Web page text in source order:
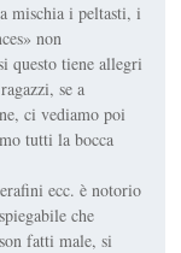
mischia i peltasti, i
non
questo tiene allegri
se a
ci vediamo poi
tutti la bocca
ecc. è notorio
che
fatti male, si